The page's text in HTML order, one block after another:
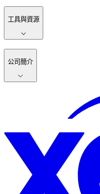
工具與資源
公司簡介